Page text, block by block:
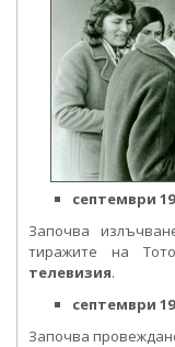
септември
Започва
тиражите на
телевизия.
септември
Започва